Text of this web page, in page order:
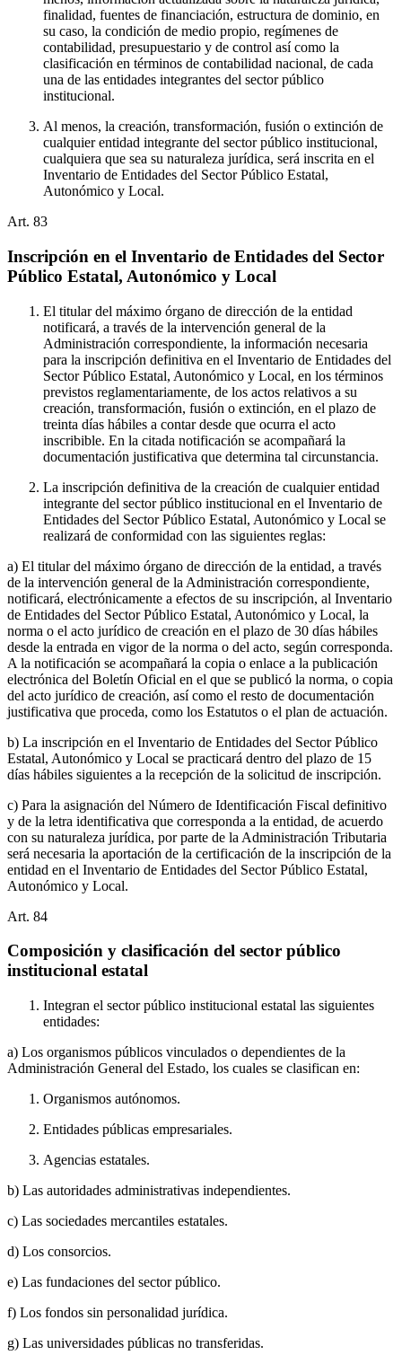
finalidad, fuentes de financiación, estructura de dominio, en
su caso, la condición de medio propio, regímenes de
contabilidad, presupuestario y de control así como la
clasificación en términos de contabilidad nacional, de cada
una de las entidades integrantes del sector público
institucional.
Al menos, la creación, transformación, fusión o extinción de
cualquier entidad integrante del sector público institucional,
cualquiera que sea su naturaleza jurídica, será inscrita en el
Inventario de Entidades del Sector Público Estatal,
Autonómico y Local.
Art. 83
Inscripción en el Inventario de Entidades del Sector
Público Estatal, Autonómico y Local
El titular del máximo órgano de dirección de la entidad
notificará, a través de la intervención general de la
Administración correspondiente, la información necesaria
para la inscripción definitiva en el Inventario de Entidades del
Sector Público Estatal, Autonómico y Local, en los términos
previstos reglamentariamente, de los actos relativos a su
creación, transformación, fusión o extinción, en el plazo de
treinta días hábiles a contar desde que ocurra el acto
inscribible. En la citada notificación se acompañará la
documentación justificativa que determina tal circunstancia.
La inscripción definitiva de la creación de cualquier entidad
integrante del sector público institucional en el Inventario de
Entidades del Sector Público Estatal, Autonómico y Local se
realizará de conformidad con las siguientes reglas:
a) El titular del máximo órgano de dirección de la entidad, a través
de la intervención general de la Administración correspondiente,
notificará, electrónicamente a efectos de su inscripción, al Inventario
de Entidades del Sector Público Estatal, Autonómico y Local, la
norma o el acto jurídico de creación en el plazo de 30 días hábiles
desde la entrada en vigor de la norma o del acto, según corresponda.
A la notificación se acompañará la copia o enlace a la publicación
electrónica del Boletín Oficial en el que se publicó la norma, o copia
del acto jurídico de creación, así como el resto de documentación
justificativa que proceda, como los Estatutos o el plan de actuación.
b) La inscripción en el Inventario de Entidades del Sector Público
Estatal, Autonómico y Local se practicará dentro del plazo de 15
días hábiles siguientes a la recepción de la solicitud de inscripción.
c) Para la asignación del Número de Identificación Fiscal definitivo
y de la letra identificativa que corresponda a la entidad, de acuerdo
con su naturaleza jurídica, por parte de la Administración Tributaria
será necesaria la aportación de la certificación de la inscripción de la
entidad en el Inventario de Entidades del Sector Público Estatal,
Autonómico y Local.
Art. 84
Composición y clasificación del sector público
institucional estatal
Integran el sector público institucional estatal las siguientes
entidades:
a) Los organismos públicos vinculados o dependientes de la
Administración General del Estado, los cuales se clasifican en:
Organismos autónomos.
Entidades públicas empresariales.
Agencias estatales.
b) Las autoridades administrativas independientes.
c) Las sociedades mercantiles estatales.
d) Los consorcios.
e) Las fundaciones del sector público.
f) Los fondos sin personalidad jurídica.
g) Las universidades públicas no transferidas.